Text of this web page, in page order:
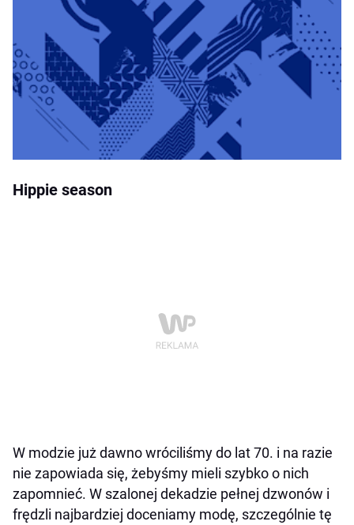
Hippie season
W modzie już dawno wróciliśmy do lat 70. i na razie
nie zapowiada się, żebyśmy mieli szybko o nich
zapomnieć. W szalonej dekadzie pełnej dzwonów i
frędzli najbardziej doceniamy modę, szczególnie tę